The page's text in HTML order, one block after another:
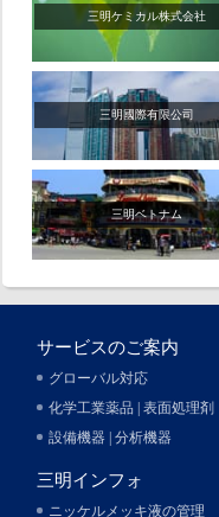
三明ケミカル株式会社
三明國際有限公司
三明ベトナム
サービスのご案内
グローバル対応
化学工業薬品 | 表面処理剤
設備機器 | 分析機器
三明インフォ
ニッケルメッキ液の管理